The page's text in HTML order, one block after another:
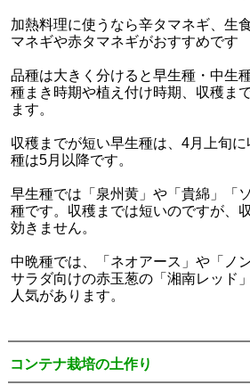
加熱料理に使うなら辛タマネギ、生
マネギや赤タマネギがおすすめです
品種は大きく分けると早生種・中生
種まき時期や植え付け時期、収穫ま
ます。
収穫までが短い早生種は、4月上旬
種は5月以降です。
早生種では「泉州黄」や「貴綿」「
種です。収穫までは短いのですが、
効きません。
中晩種では、「ネオアース」や「ノ
サラダ向けの赤玉葱の「湘南レッド
人気があります。
コンテナ栽培の土作り